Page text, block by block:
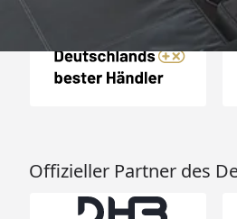
Auszeichnungen
Offizieller Partner des